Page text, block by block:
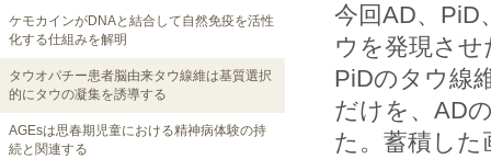
ケモカインがDNAと結合して自然免疫を活性
化する仕組みを解明
タウオパチー患者脳由来タウ線維は基質選択
的にタウの凝集を誘導する
AGEsは思春期児童における精神病体験の持
続と関連する
今回AD、PiD
ウを発現さ
PiDのタウ線
だけを、AD
た。蓄積した